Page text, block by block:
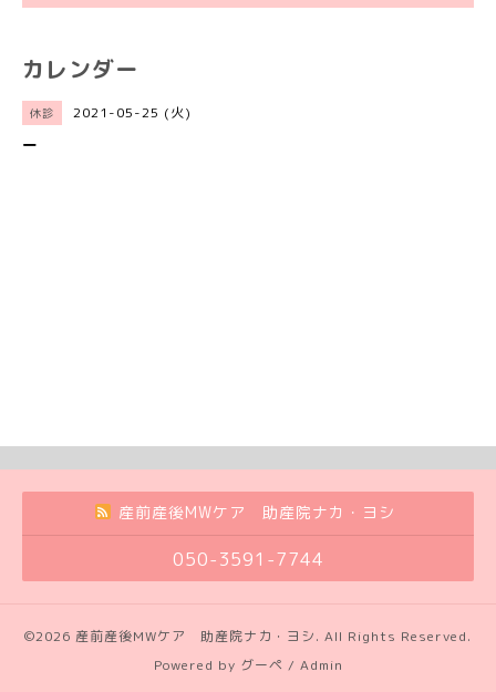
カレンダー
休診 2021-05-25 (火)
ー
産前産後MWケア 助産院ナカ・ヨシ
050-3591-7744
©2026 産前産後MWケア 助産院ナカ・ヨシ. All Rights Reserved.
Powered by グーペ / Admin